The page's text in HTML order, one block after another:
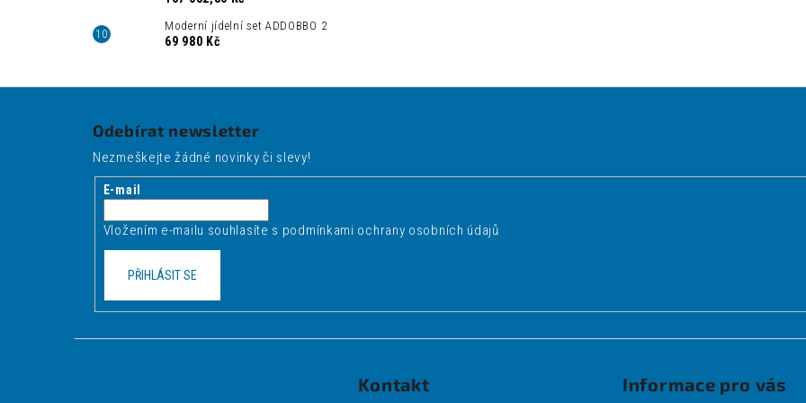
Moderní jídelní set ADDOBBO 2
69 980 Kč
Odebírat newsletter
Nezmeškejte žádné novinky či slevy!
E-mail
Vložením e-mailu souhlasíte s podmínkami ochrany osobních údajů
PŘIHLÁSIT SE
Kontakt Informace pro vás